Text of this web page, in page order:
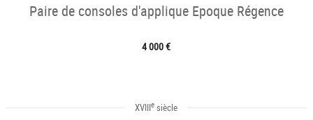
Paire de consoles d'applique Epoque Régence
4 000 €
XVIIIe siècle